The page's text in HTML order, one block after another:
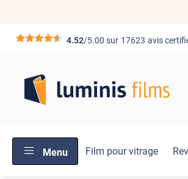
*****4.52/5.00 sur 17623 avis
Menu Film pour vitrage